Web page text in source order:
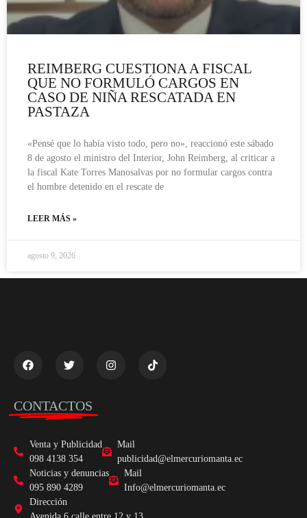
REIMBERG CUESTIONA A FISCAL
QUE NO FORMULÓ CARGOS EN
CASO DE NIÑA RESCATADA EN
PASTAZA
«Pensé que lo había visto todo, pero no», reaccionó este sábado
8 de agosto el ministro del Interior, John Reimberg, al criticar a
la fiscal Kate Torres Manosalvas por no formular cargos contra
el hombre detenido en el rescate de
LEER MÁS »
agosto 9, 2026
CONTACTOS
Venta y Publicidad
098 4138 354
Mail
publicidad@elmercuriomanta.ec
Noticias y denuncias
095 890 4289
Mail
Info@elmercuriomanta.ec
Dirección